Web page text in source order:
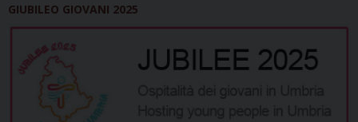
GIUBILEO GIOVANI 2025